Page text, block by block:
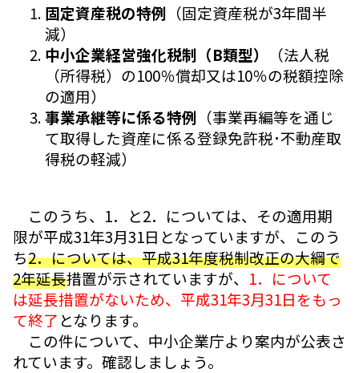
固定資産税の特例 （固定資産税が3年間半
減）
中小企業経営強化税制（B類型）
（法人税
（所得税）の100％償却又は10％の税額控除
の適用）
事業承継等に係る特例 （事業再編等を通じ
て取得した資産に係る登録免許税･不動産取
得税の軽減）
このうち、1．と2．については、その適用期
限が平成31年3月31日となっていますが、このう
ち2．については、平成31年度税制改正の大綱で
2年延長措置が示されていますが、 1．について
は延長措置がないため、平成31年3月31日をもっ
て終了 となります。
この件について、中小企業庁より案内が公表さ
れています。確認しましょう。